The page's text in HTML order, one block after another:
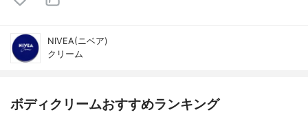
NIVEA(ニベア)
クリーム
ボディクリームおすすめランキング